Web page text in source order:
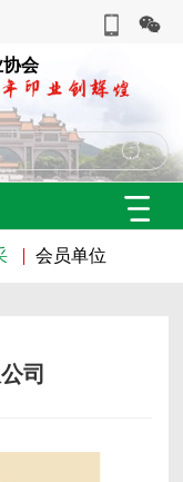
协会
会员单位
司